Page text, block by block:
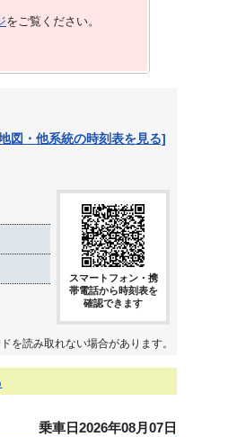
をご覧ください。
図・他系統の時刻表を見る]
スマートフォン・携
帯電話から時刻表を
確認できます
を読み取れない場合があります。
乗車日2026年08月07日